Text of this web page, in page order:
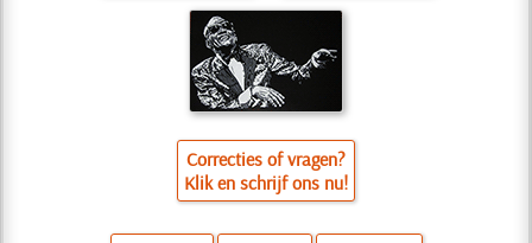
Correcties of vragen?
Klik en schrijf ons nu!